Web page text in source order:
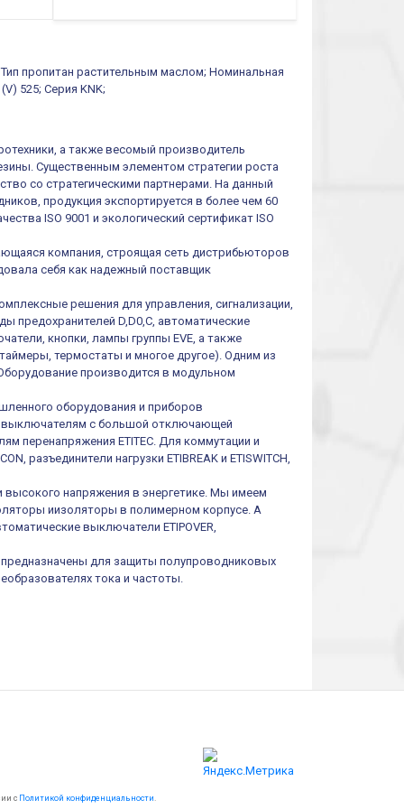
пропитан растительным маслом; Номинальная
525; Серия KNK;
а также весомый производитель
Существенным элементом стратегии роста
со стратегическими партнерами. На данный
продукция экспортируется в более чем 60
ISO 9001 и экологический сертификат ISO
компания, строящая сеть дистрибьюторов
себя как надежный поставщик
решения для управления, сигнализации,
предохранителей D,D0,C, автоматические
кнопки, лампы группы EVE, а также
термостаты и многое другое). Одним из
производится в модульном
оборудования и приборов
выключателям с большой отключающей
перенапряжения ETITEC. Для коммутации и
разъединители нагрузки ETIBREAK и ETISWITCH,
высокого напряжения в энергетике. Мы имеем
иизоляторы в полимерном корпусе. А
выключатели ETIPOVER,
предназначены для защиты полупроводниковых
тока и частоты.
с Политикой конфиденциальности.